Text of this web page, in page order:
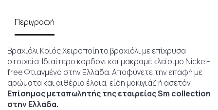
Περιγραφή
Βραχιόλι Κριός Χειροποίητο βραχιόλι με επίχρυσα
στοιχεία. Ιδιαίτερο κορδόνι και μακραμέ κλείσιμο Nickel-
free Φτιαγμένο στην Ελλάδα. Αποφύγετε την επαφή με
αρώματα και αιθέρια έλαια, είδη μακιγιάζ ή ασετόν
Επίσημος μεταπωλητής της εταιρείας Sm collection
στην Ελλάδα.